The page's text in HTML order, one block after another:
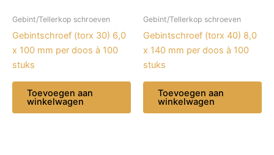
Gebint/Tellerkop schroeven
Gebintschroef (torx 30) 6,0
x 100 mm per doos à 100
stuks
Toevoegen aan
winkelwagen
Gebint/Tellerkop schroeven
Gebintschroef (torx 40) 8,0
x 140 mm per doos à 100
stuks
Toevoegen aan
winkelwagen